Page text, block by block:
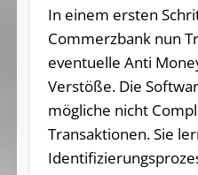
In einem ersten
Commerzbank nun
eventuelle Anti
Verstöße. Die
mögliche nicht
Transaktionen. Sie